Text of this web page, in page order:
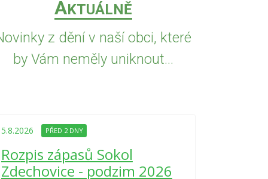
AKTUÁLNĚ
z dění v naší obci, které
by Vám neměly uniknout...
5.8.2026 PŘED 2 DNY
Rozpis zápasů Sokol
Zdechovice - podzim 2026